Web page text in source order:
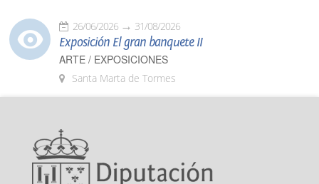
26/06/2026 31/08/2026
Exposición El gran banquete II
ARTE / EXPOSICIONES
Santa Marta de Tormes